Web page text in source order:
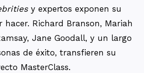
y expertos exponen su
hacer. Richard Branson, Mariah
Jane Goodall, y un largo
de éxito, transfieren su
MasterClass.